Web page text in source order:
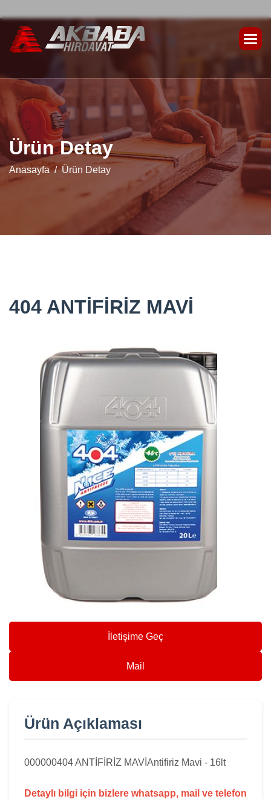
Ürün Detay
Anasayfa Ürün Detay
404 ANTİFİRİZ MAVİ
İletişime Geç
Mail
Ürün Açıklaması
000000404 ANTİFİRİZ MAVİ Antifiriz Mavi - 16lt
Detaylı bilgi için bizlere whatsapp, mail ve telefon